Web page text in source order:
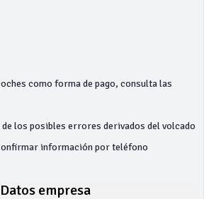
como forma de pago, consulta las
los posibles errores derivados del volcado
información por teléfono
Datos empresa